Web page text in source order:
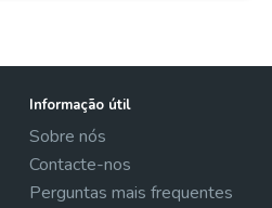
Informação útil
Sobre nós
Contacte-nos
Perguntas mais frequentes